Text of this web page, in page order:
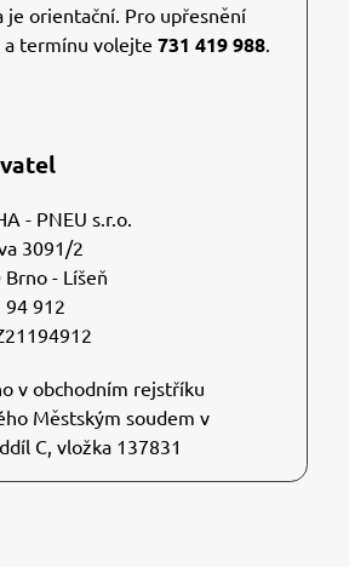
je orientační. Pro upřesnění
a termínu volejte731 419 988.
- PNEU s.r.o.
3091/2
Brno - Líšeň
94 912
v obchodním rejstříku
Městským soudem v
C, vložka 137831